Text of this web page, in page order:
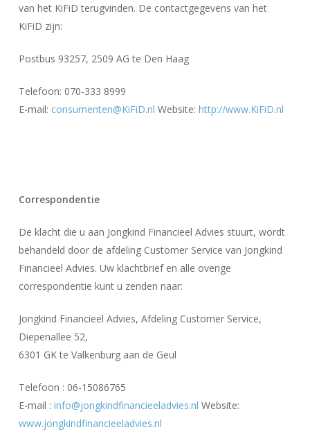
van het KiFiD terugvinden. De contactgegevens van het
KiFiD zijn:
Postbus 93257, 2509 AG te Den Haag
Telefoon: 070-333 8999
E-mail: consumenten@KiFiD.nl Website: http://www.KiFiD.nl
Correspondentie
De klacht die u aan Jongkind Financieel Advies stuurt, wordt
behandeld door de afdeling Customer Service van Jongkind
Financieel Advies. Uw klachtbrief en alle overige
correspondentie kunt u zenden naar:
Jongkind Financieel Advies, Afdeling Customer Service,
Diepenallee 52,
6301 GK te Valkenburg aan de Geul
Telefoon : 06-15086765
E-mail : info@jongkindfinancieeladvies.nl Website:
www.jongkindfinancieeladvies.nl